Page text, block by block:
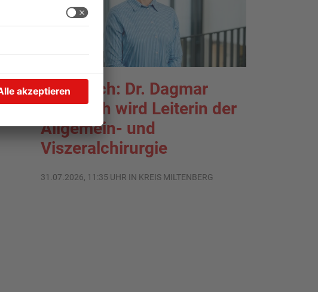
Erlenbach: Dr. Dagmar
Sohlbach wird Leiterin der
Allgemein- und
Viszeralchirurgie
31.07.2026, 11:35 UHR IN KREIS MILTENBERG